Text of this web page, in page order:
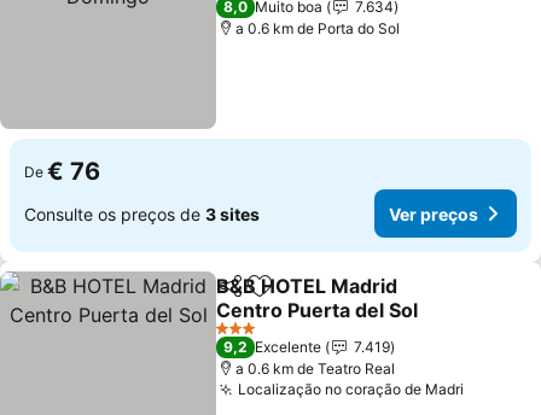
8,0 Muito boa
7.634
a 0.6 km de Porta do Sol
De € 76
Consulte os preços de 3 sites Ver preços
PartilharAdicionar aos favoritos
B&B HOTEL Madrid
Centro Puerta del Sol
Ver preços
3 Estrelas
9,2 Excelente
7.419
a 0.6 km de Teatro Real
Localização no coração de Madri